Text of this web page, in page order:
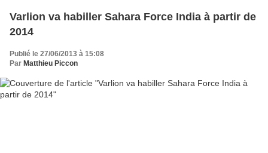
Varlion va habiller Sahara Force India à partir de
2014
Publié le 27/06/2013 à 15:08
Par Matthieu Piccon